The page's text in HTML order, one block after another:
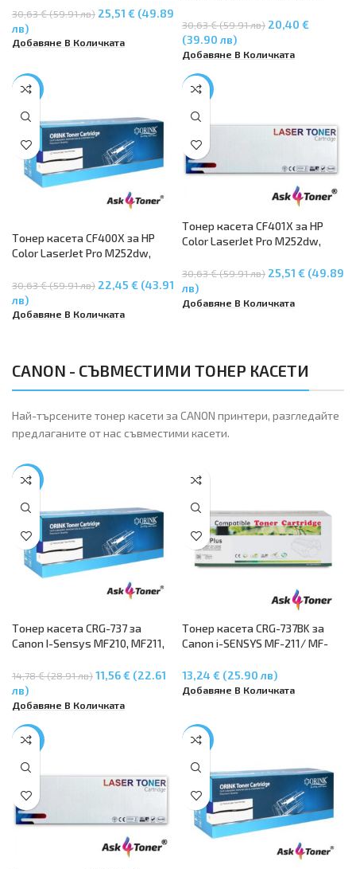
M274n, MFP M277dw
30,63 € (59.91 лв) 25,51 € (49.89
лв)
Добавяне В Количката
M274n, MFP M277dw
30,63 € (59.91 лв) 20,40 €
(39.90 лв)
Добавяне В Количката
-27%
Tонер касета CF400X за HP
Color LaserJet Pro M252dw,
M274n, MFP M277dw
30,63 € (59.91 лв) 22,45 € (43.91
лв)
Добавяне В Количката
-17%
Tонер касета CF401X за HP
Color LaserJet Pro M252dw,
M274n, MFP M277dw – Cyan
30,63 € (59.91 лв) 25,51 € (49.89
лв)
Добавяне В Количката
CANON - СЪВМЕСТИМИ ТОНЕР КАСЕТИ
Най-търсените тонер касети за CANON принтери, разгледайте
предлаганите от нас съвместими касети.
-22%
Tонер касета CRG-737 за
Canon I-Sensys MF210, MF211,
MF220, MF226dn, MF227dw,
MF229dw, MF230, MF231,
MF232w, MF236n, MF237w,
MF249dw (CRG737)
14,78 € (28.91 лв)11,56 € (22.61
лв)
Добавяне В Количката
Tонер касета CRG-737BK за
Canon i-SENSYS MF-211/ MF-
MF-226DN / MF-229DW /MF-
232W / MF-237W / MF-244DW
13,24 € (25.90 лв)
Добавяне В Количката
-28% -32%